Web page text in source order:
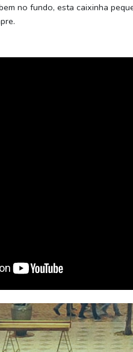
no fundo, esta caixinha